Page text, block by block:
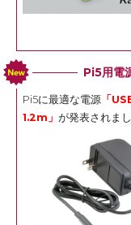
Pi5用電
Pi5に最適な電源 「
1.2m」 が発表されまし